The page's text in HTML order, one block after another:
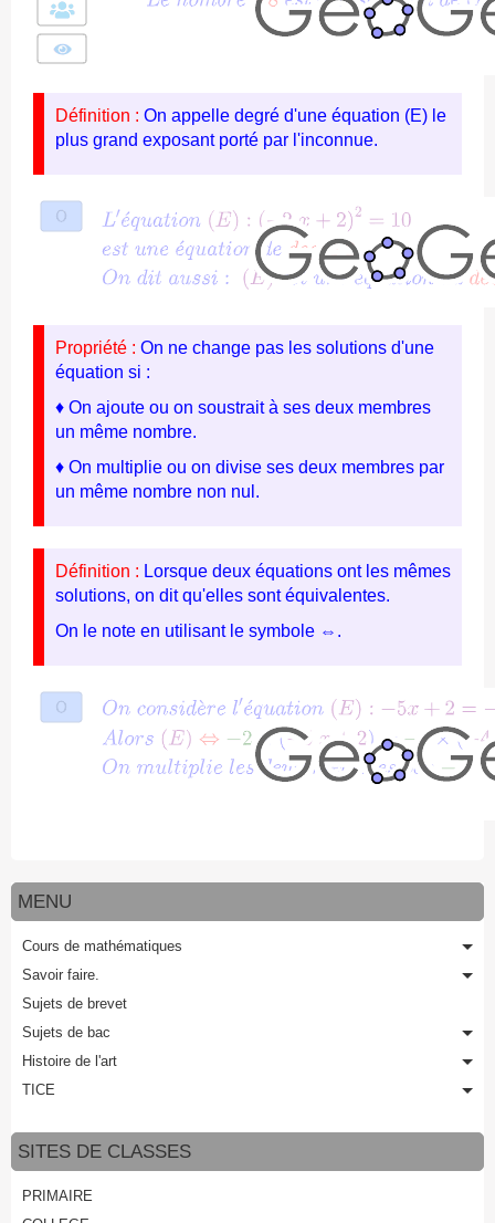
Définition : On appelle degré d'une équation (E) le
plus grand exposant porté par l'inconnue.
Propriété : On ne change pas les solutions d'une
équation si :
♦ On ajoute ou on soustrait à ses deux membres
un même nombre.
♦ On multiplie ou on divise ses deux membres par
un même nombre non nul.
Définition : Lorsque deux équations ont les mêmes
solutions, on dit qu'elles sont équivalentes.
On le note en utilisant le symbole ⇔.
MENU
Cours de mathématiques
Savoir faire.
Sujets de brevet
Sujets de bac
Histoire de l'art
TICE
SITES DE CLASSES
PRIMAIRE